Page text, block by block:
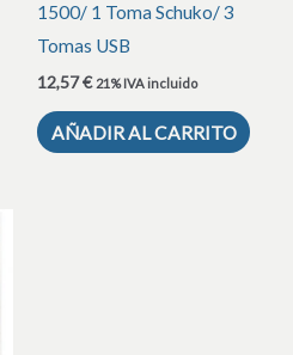
1500/ 1 Toma Schuko/ 3
Tomas USB
12,57€ 21% IVA incluido
AÑADIR AL CARRITO